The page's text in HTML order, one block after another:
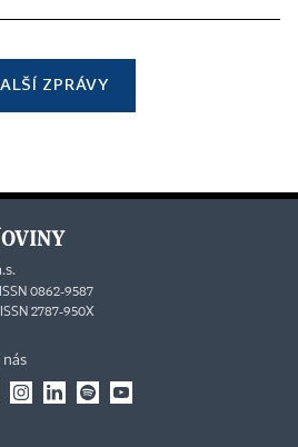
ZPRÁVY
0862-9587
2787-950X